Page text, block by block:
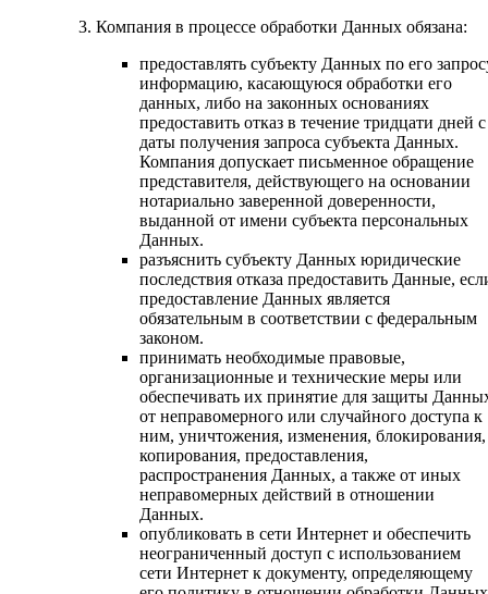
Компания в процессе обработки Данных обязана:
предоставлять субъекту Данных по его
информацию, касающуюся обработки его
данных, либо на законных основаниях
предоставить отказ в течение тридцати дней с
даты получения запроса субъекта Данных.
Компания допускает письменное обращение
представителя, действующего на основании
нотариально заверенной доверенности,
выданной от имени субъекта персональных
Данных.
разъяснить субъекту Данных юридические
последствия отказа предоставить Данные,
предоставление Данных является
обязательным в соответствии с федеральным
законом.
принимать необходимые правовые,
организационные и технические меры или
обеспечивать их принятие для защиты
от неправомерного или случайного доступа к
ним, уничтожения, изменения, блокирования,
копирования, предоставления,
распространения Данных, а также от иных
неправомерных действий в отношении
Данных.
опубликовать в сети Интернет и обеспечить
неограниченный доступ с использованием
сети Интернет к документу, определяющему